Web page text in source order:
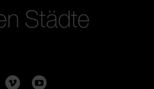
Städte